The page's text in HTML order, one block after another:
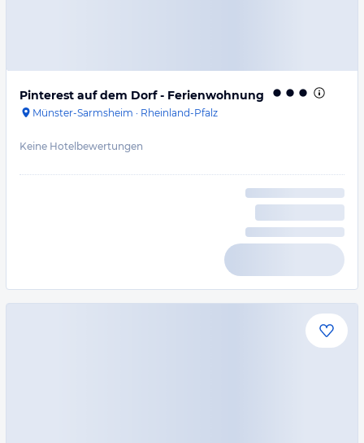
Pinterest auf dem Dorf - Ferienwohnung
Münster-Sarmsheim · Rheinland-Pfalz
Keine Hotelbewertungen